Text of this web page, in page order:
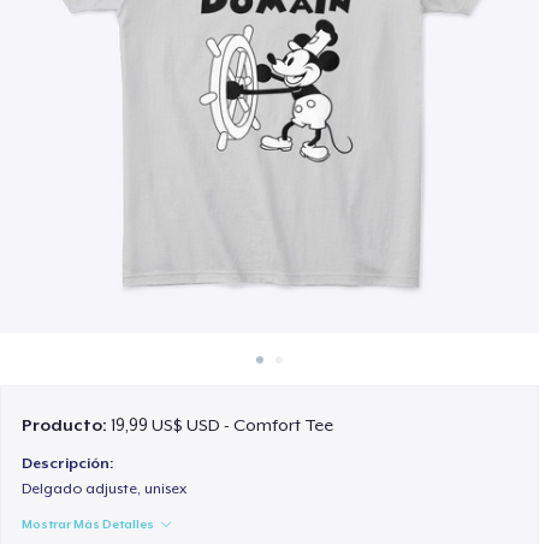
Venda en todas partes
Venda lo que sea
Producto:19,99 US$ USD - Comfort Tee
Descripción:
Delgado adjuste, unisex
Mostrar Más Detalles